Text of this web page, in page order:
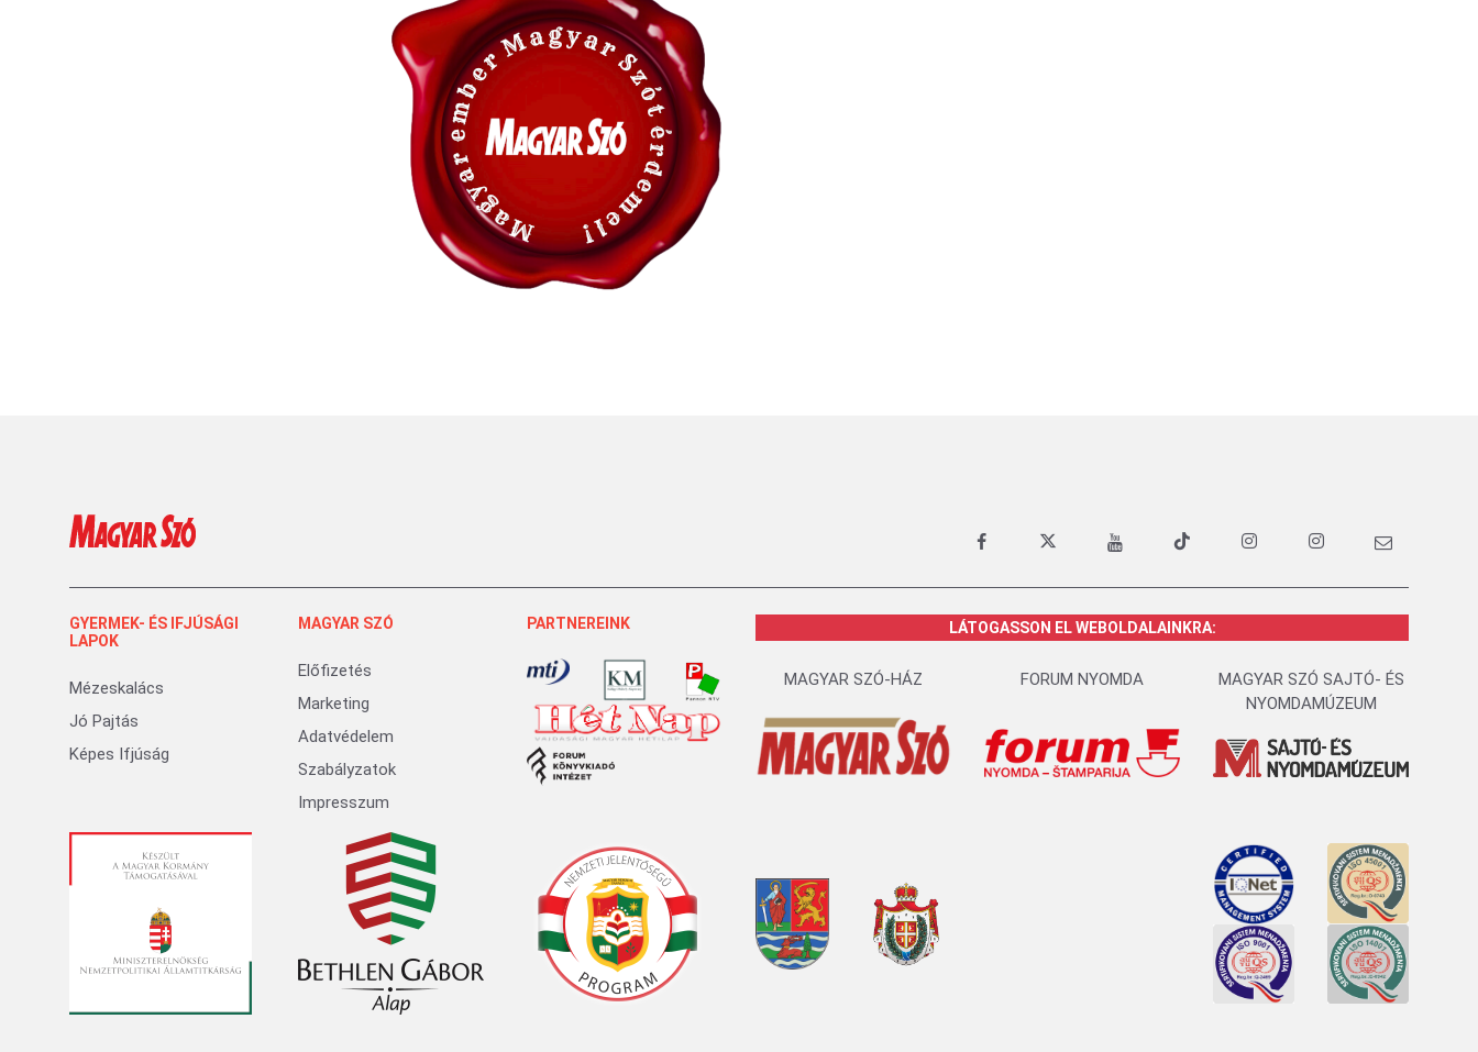
GYERMEK- ÉS IFJÚSÁGI
LAPOK
Mézeskalács
Jó Pajtás
Képes Ifjúság
MAGYAR SZÓ
Előfizetés
Marketing
Adatvédelem
Szabályzatok
Impresszum
PARTNEREINK LÁTOGASSON EL WEBOLDALAINKRA:
MAGYAR SZÓ-HÁZ FORUM NYOMDA
MAGYAR SZÓ SAJTÓ- ÉS
NYOMDAMÚZEUM